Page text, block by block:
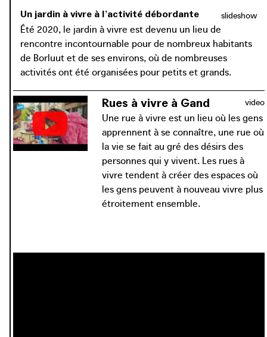
slideshow
Un jardin à vivre à l’activité débordante
Été 2020, le jardin à vivre est devenu un lieu de
rencontre incontournable pour de nombreux habitants
de Borluut et de ses environs, où de nombreuses
activités ont été organisées pour petits et grands.
video
Rues à vivre à Gand
Une rue à vivre est un lieu où les gens
apprennent à se connaître, une rue où
la vie se fait au gré des désirs des
personnes qui y vivent. Les rues à
vivre tendent à créer des espaces où
les gens peuvent à nouveau vivre plus
étroitement ensemble.